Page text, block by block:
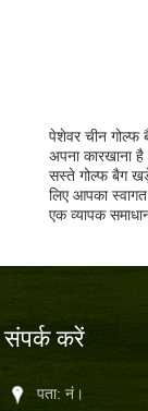
पेशेवर चीन गोल्फ
अपना कारखाना
सस्ते गोल्फ बैग
लिए आपका स्वागत
एक व्यापक
संपर्क करें
पता: नं।